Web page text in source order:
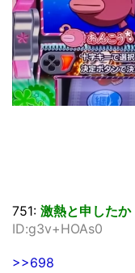
751: 激熱と申したか
ID:g3v+HOAs0
>>698